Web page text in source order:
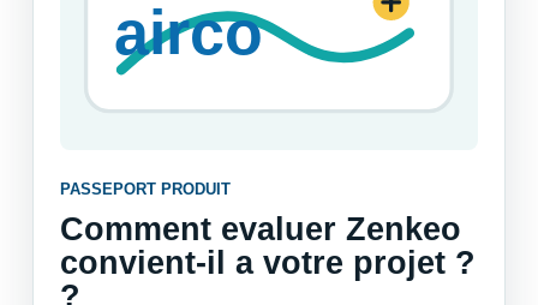
PASSEPORT PRODUIT
Comment evaluer Zenkeo
convient-il a votre projet ?
?